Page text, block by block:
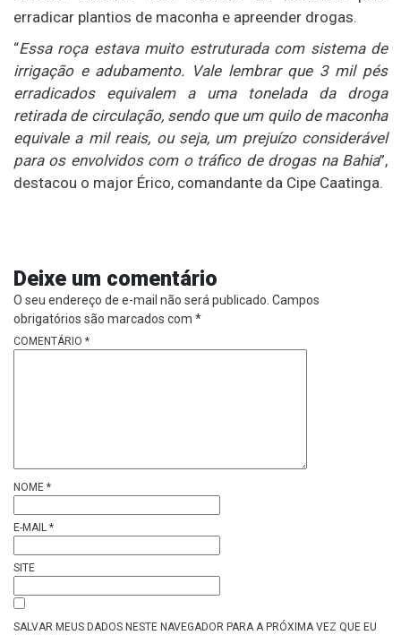
erradicar plantios de maconha e apreender drogas.
“Essa roça estava muito estruturada com sistema de
irrigação e adubamento. Vale lembrar que 3 mil pés
erradicados equivalem a uma tonelada da droga
retirada de circulação, sendo que um quilo de maconha
equivale a mil reais, ou seja, um prejuízo considerável
para os envolvidos com o tráfico de drogas na Bahia”,
destacou o major Érico, comandante da Cipe Caatinga.
Deixe um comentário
O seu endereço de e-mail não será publicado. Campos
obrigatórios são marcados com *
COMENTÁRIO *
NOME *
E-MAIL *
SITE
SALVAR MEUS DADOS NESTE NAVEGADOR PARA A PRÓXIMA VEZ QUE EU